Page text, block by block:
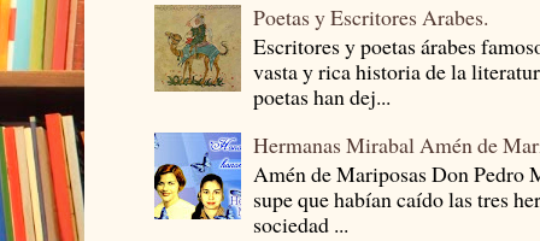
Poetas y Escritores Arabes.
Escritores y poetas árabes
vasta y rica historia de la
poetas han dej...
Hermanas Mirabal Amén de
Amén de Mariposas Don
supe que habían caído las tres
sociedad ...